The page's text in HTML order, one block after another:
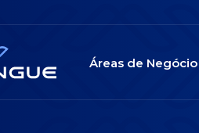
Áreas de Negócio